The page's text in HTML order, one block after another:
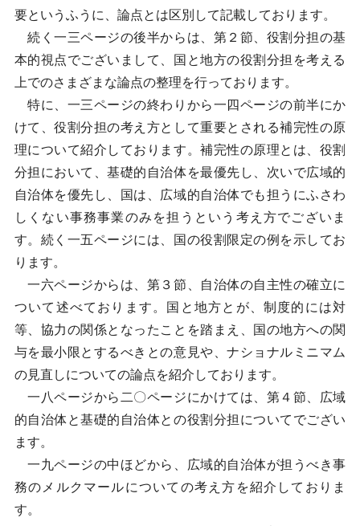
要というふうに、論点とは区別して記載しております。
続く一三ページの後半からは、第２節、役割分担の基
本的視点でございまして、国と地方の役割分担を考える
上でのさまざまな論点の整理を行っております。
特に、一三ページの終わりから一四ページの前半にか
けて、役割分担の考え方として重要とされる補完性の原
理について紹介しております。補完性の原理とは、役割
分担において、基礎的自治体を最優先し、次いで広域的
自治体を優先し、国は、広域的自治体でも担うにふさわ
しくない事務事業のみを担うという考え方でございま
す。続く一五ページには、国の役割限定の例を示してお
ります。
一六ページからは、第３節、自治体の自主性の確立に
ついて述べております。国と地方とが、制度的には対
等、協力の関係となったことを踏まえ、国の地方への関
与を最小限とするべきとの意見や、ナショナルミニマム
の見直しについての論点を紹介しております。
一八ページから二〇ページにかけては、第４節、広域
的自治体と基礎的自治体との役割分担についてでござい
ます。
一九ページの中ほどから、広域的自治体が担うべき事
務のメルクマールについての考え方を紹介しておりま
す。